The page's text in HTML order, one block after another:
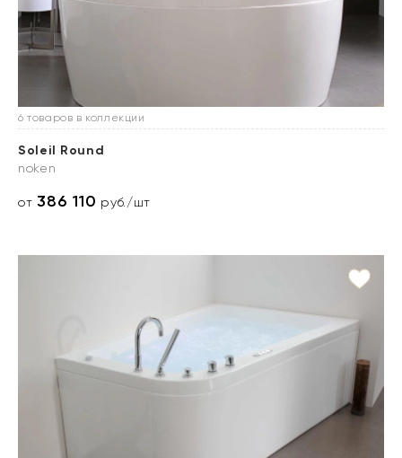
6 товаров в коллекции
Soleil Round
noken
от386 110 руб./шт